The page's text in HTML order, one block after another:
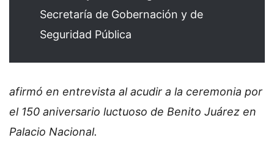
Secretaría de Gobernación y de
Seguridad Pública
afirmó en entrevista al acudir a la ceremonia por
el 150 aniversario luctuoso de Benito Juárez en
Palacio Nacional.